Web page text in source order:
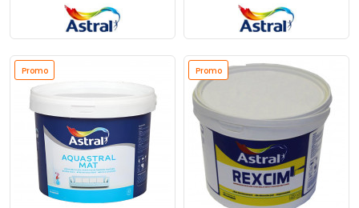
Promo Promo